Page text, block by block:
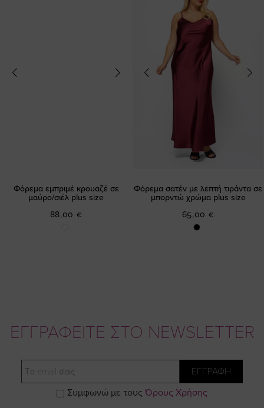
Φόρεμα εμπριμέ κρουαζέ σε
μαύρο/σιέλ plus size
88,00 €
Φόρεμα σατέν με λεπτή τιράντα σε
μπορντώ χρώμα plus size
65,00 €
ΕΓΓΡΑΦΕΙΤΕ ΣΤΟ NEWSLETTER
Email
ΕΓΓΡΑΦΗ
Συμφωνώ με τους Όρους Χρήσης